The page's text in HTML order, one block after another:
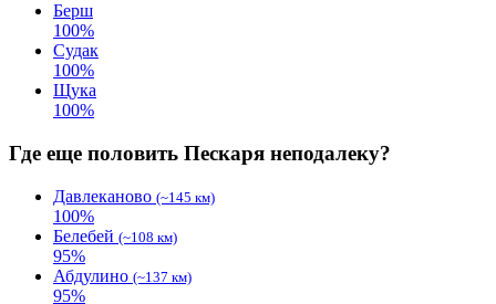
Берш
100%
Судак
100%
Щука
100%
Где еще половить Пескаря неподалеку?
Давлеканово (~145 км)
100%
Белебей (~108 км)
95%
Абдулино (~137 км)
95%